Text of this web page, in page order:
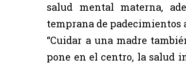
salud mental materna,
temprana de padecimientos
“Cuidar a una madre
pone en el centro, la salud